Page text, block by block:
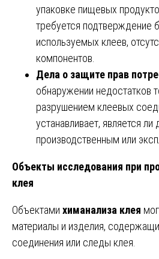
упаковке пищевых
требуется подтверждение
используемых клеев,
компонентов.
Дела о защите прав
обнаружении недостатков
разрушением клеевых
устанавливает, является ли
производственным или
Объекты исследования при
клея
Объектами химанализа клея
материалы и изделия,
соединения или следы клея.